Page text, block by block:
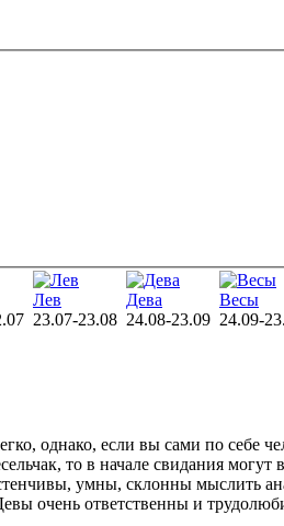
Лев
23.07-23.08
Дева
24.08-23.09
Весы
24.09-
однако, если вы сами по себе
то в начале свидания могут
умны, склонны мыслить
очень ответственны и